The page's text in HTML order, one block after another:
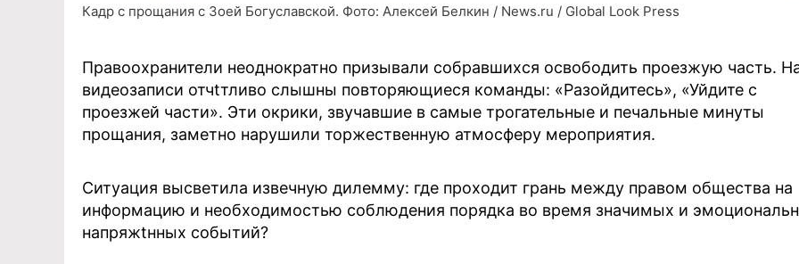
Кадр с прощания с Зоей Богуславской. Фото: Алексей Белкин / News.ru / Global Look Press
Правоохранители неоднократно призывали собравшихся освободить проезжую часть.
видеозаписи отчtтливо слышны повторяющиеся команды: «Разойдитесь», «Уйдите с
проезжей части». Эти окрики, звучавшие в самые трогательные и печальные минуты
прощания, заметно нарушили торжественную атмосферу мероприятия.
Ситуация высветила извечную дилемму: где проходит грань между правом общества на
информацию и необходимостью соблюдения порядка во время значимых и
напряжtнных событий?